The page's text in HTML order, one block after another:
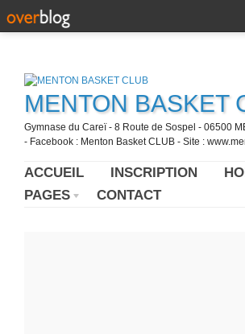
MENTON BASKET
Gymnase du Careï - 8 Route de Sospel - 06500
- Facebook : Menton Basket CLUB - Site :
ACCUEIL INSCRIPTION
PAGES
CONTACT